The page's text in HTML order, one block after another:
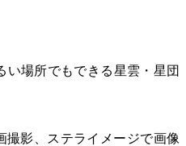
い場所でもできる星雲・星団
撮影、ステライメージで画像